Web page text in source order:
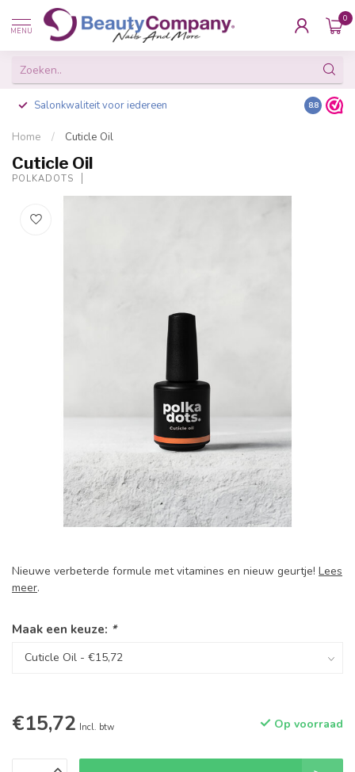
MENU
0
Salonkwaliteit voor iedereen Gratis
8.8
Home / Cuticle Oil
Cuticle Oil
POLKADOTS
Nieuwe verbeterde formule met vitamines en nieuw geurtje! Lees
meer.
Maak een keuze: *
€15,72 Incl. btw Op voorraad